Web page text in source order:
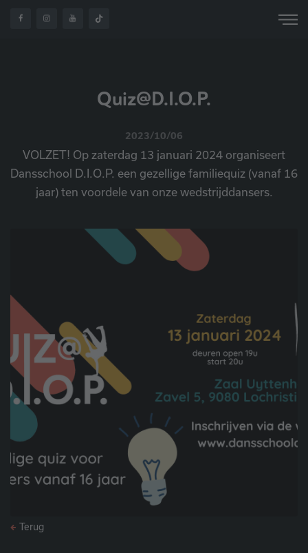
HOME
Quiz@D.I.O.P.
2023/10/06
VOLZET! Op zaterdag 13 januari 2024 organiseert
Dansschool D.I.O.P. een gezellige familiequiz (vanaf 16
jaar) ten voordele van onze wedstrijddansers.
Terug